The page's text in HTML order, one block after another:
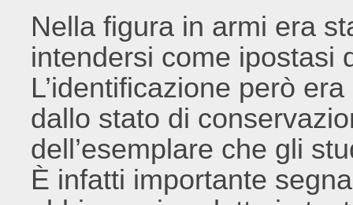
Nella figura in armi era
intendersi come ipostasi
L’identificazione però
dallo stato di
dell’esemplare che gli
È infatti importante